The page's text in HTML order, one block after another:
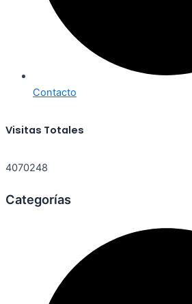
Contacto
Visitas Totales
4070248
Categorías